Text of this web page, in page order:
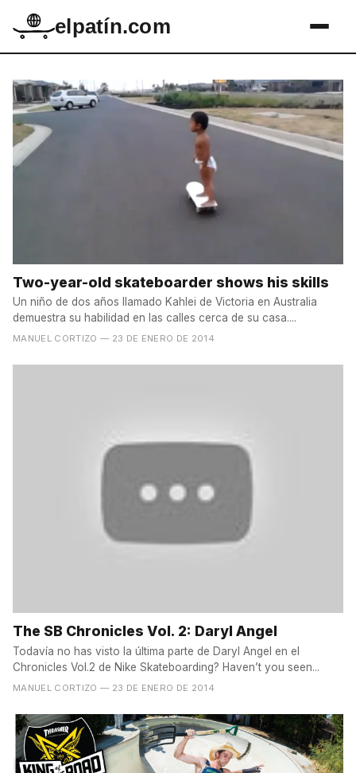
elpatín.com
Two-year-old skateboarder shows his skills
Un niño de dos años llamado Kahlei de Victoria en Australia
demuestra su habilidad en las calles cerca de su casa....
MANUEL CORTIZO — 23 DE ENERO DE 2014
The SB Chronicles Vol. 2: Daryl Angel
Todavía no has visto la última parte de Daryl Angel en el
Chronicles Vol.2 de Nike Skateboarding? Haven’t you seen...
MANUEL CORTIZO — 23 DE ENERO DE 2014